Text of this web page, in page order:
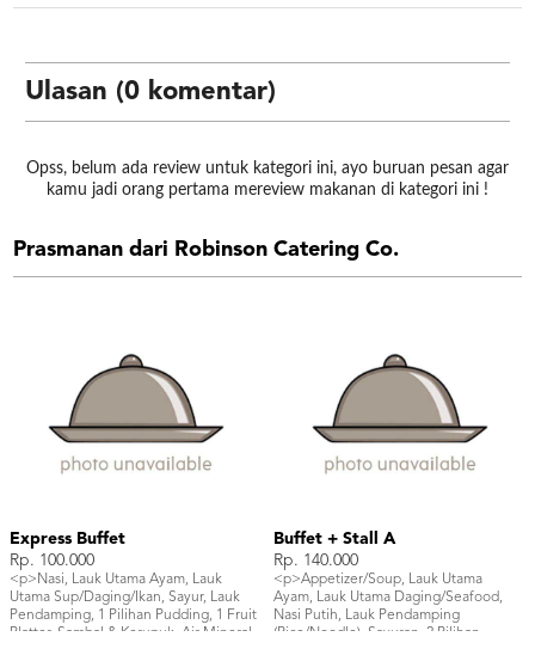
Ulasan (0 komentar)
Opss, belum ada review untuk kategori ini, ayo buruan pesan agar
kamu jadi orang pertama mereview makanan di kategori ini !
Prasmanan dari Robinson Catering Co.
Express Buffet
Rp. 100.000
<p>Nasi, Lauk Utama Ayam, Lauk
Utama Sup/Daging/Ikan, Sayur, Lauk
Pendamping, 1 Pilihan Pudding, 1 Fruit
Platter, Sambal & Kerupuk, Air Mineral,
Buffet + Stall A
Rp. 140.000
<p>Appetizer/Soup, Lauk Utama
Ayam, Lauk Utama Daging/Seafood,
Nasi Putih, Lauk Pendamping
(Rice/Noodle), Sayuran, 2 Pilihan